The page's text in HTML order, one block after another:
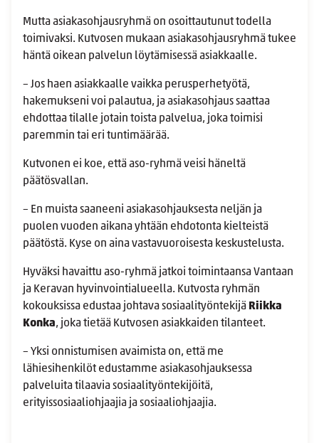
Mutta asiakasohjausryhmä on osoittautunut todella
toimivaksi. Kutvosen mukaan asiakasohjausryhmä tukee
häntä oikean palvelun löytämisessä asiakkaalle.
– Jos haen asiakkaalle vaikka perusperhetyötä,
hakemukseni voi palautua, ja asiakasohjaus saattaa
ehdottaa tilalle jotain toista palvelua, joka toimisi
paremmin tai eri tuntimäärää.
Kutvonen ei koe, että aso-ryhmä veisi häneltä
päätösvallan.
– En muista saaneeni asiakasohjauksesta neljän ja
puolen vuoden aikana yhtään ehdotonta kielteistä
päätöstä. Kyse on aina vastavuoroisesta keskustelusta.
Hyväksi havaittu aso-ryhmä jatkoi toimintaansa Vantaan
ja Keravan hyvinvointialueella. Kutvosta ryhmän
kokouksissa edustaa johtava sosiaalityöntekijä Riikka
Konka, joka tietää Kutvosen asiakkaiden tilanteet.
– Yksi onnistumisen avaimista on, että me
lähiesihenkilöt edustamme asiakasohjauksessa
palveluita tilaavia sosiaalityöntekijöitä,
erityissosiaaliohjaajia ja sosiaaliohjaajia.